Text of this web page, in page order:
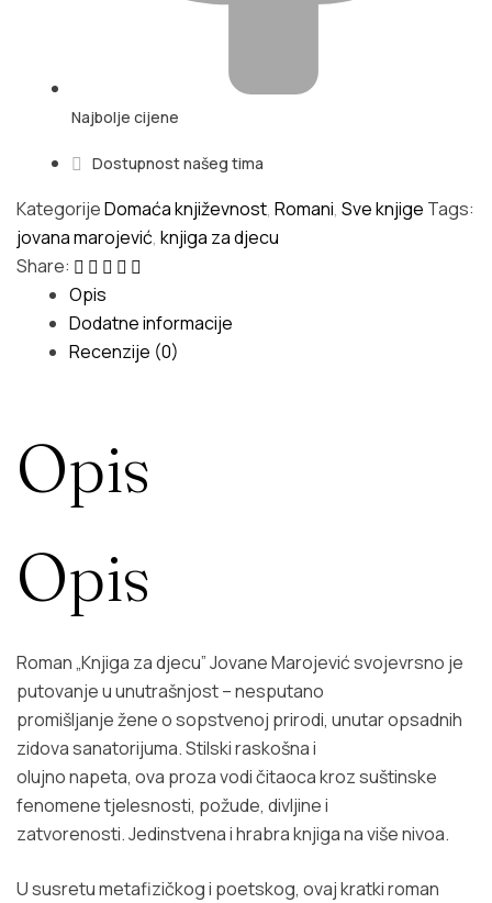
Najbolje cijene
Dostupnost našeg tima
KategorijeDomaća književnost, Romani, Sve knjige Tags:
jovana marojević, knjiga za djecu
Share:
Opis
Dodatne informacije
Recenzije (0)
Opis
Opis
Roman „Knjiga za djecu” Jovane Marojević svojevrsno je
putovanje u unutrašnjost – nesputano
promišljanje žene o sopstvenoj prirodi, unutar opsadnih
zidova sanatorijuma. Stilski raskošna i
olujno napeta, ova proza vodi čitaoca kroz suštinske
fenomene tjelesnosti, požude, divljine i
zatvorenosti. Jedinstvena i hrabra knjiga na više nivoa.
U susretu metafizičkog i poetskog, ovaj kratki roman